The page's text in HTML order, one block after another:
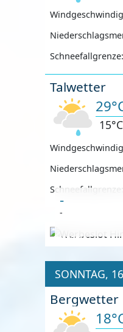
Schneefallgrenze:
Talwetter
15°C
Schneefallgrenze:
Anzeige
-
-
SONNTAG,
Bergwetter